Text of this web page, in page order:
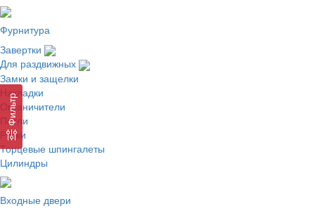
Фильтр
Фурнитура
Завертки
Для раздвижных
Замки и защелки
Накладки
Ограничители
Петли
Ручки
Торцевые шпингалеты
Цилиндры
Входные двери